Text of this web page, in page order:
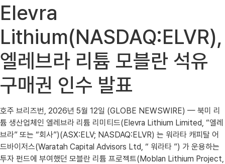
Elevra
Lithium(NASDAQ:ELVR),
엘레브라 리튬 모블란 석유
구매권 인수 발표
호주 브리즈번, 2026년 5월 12일 (GLOBE NEWSWIRE) — 북미 리
튬 생산업체인 엘레브라 리튬 리미티드(Elevra Lithium Limited, “엘레
브라” 또는 “회사”)(ASX:ELV; NASDAQ:ELVR) 는 워라타 캐피탈 어
드바이저스(Waratah Capital Advisors Ltd, “ 워라타 ”) 가 운용하는
투자 펀드에 부여했던 모블란 리튬 프로젝트(Moblan Lithium Project,